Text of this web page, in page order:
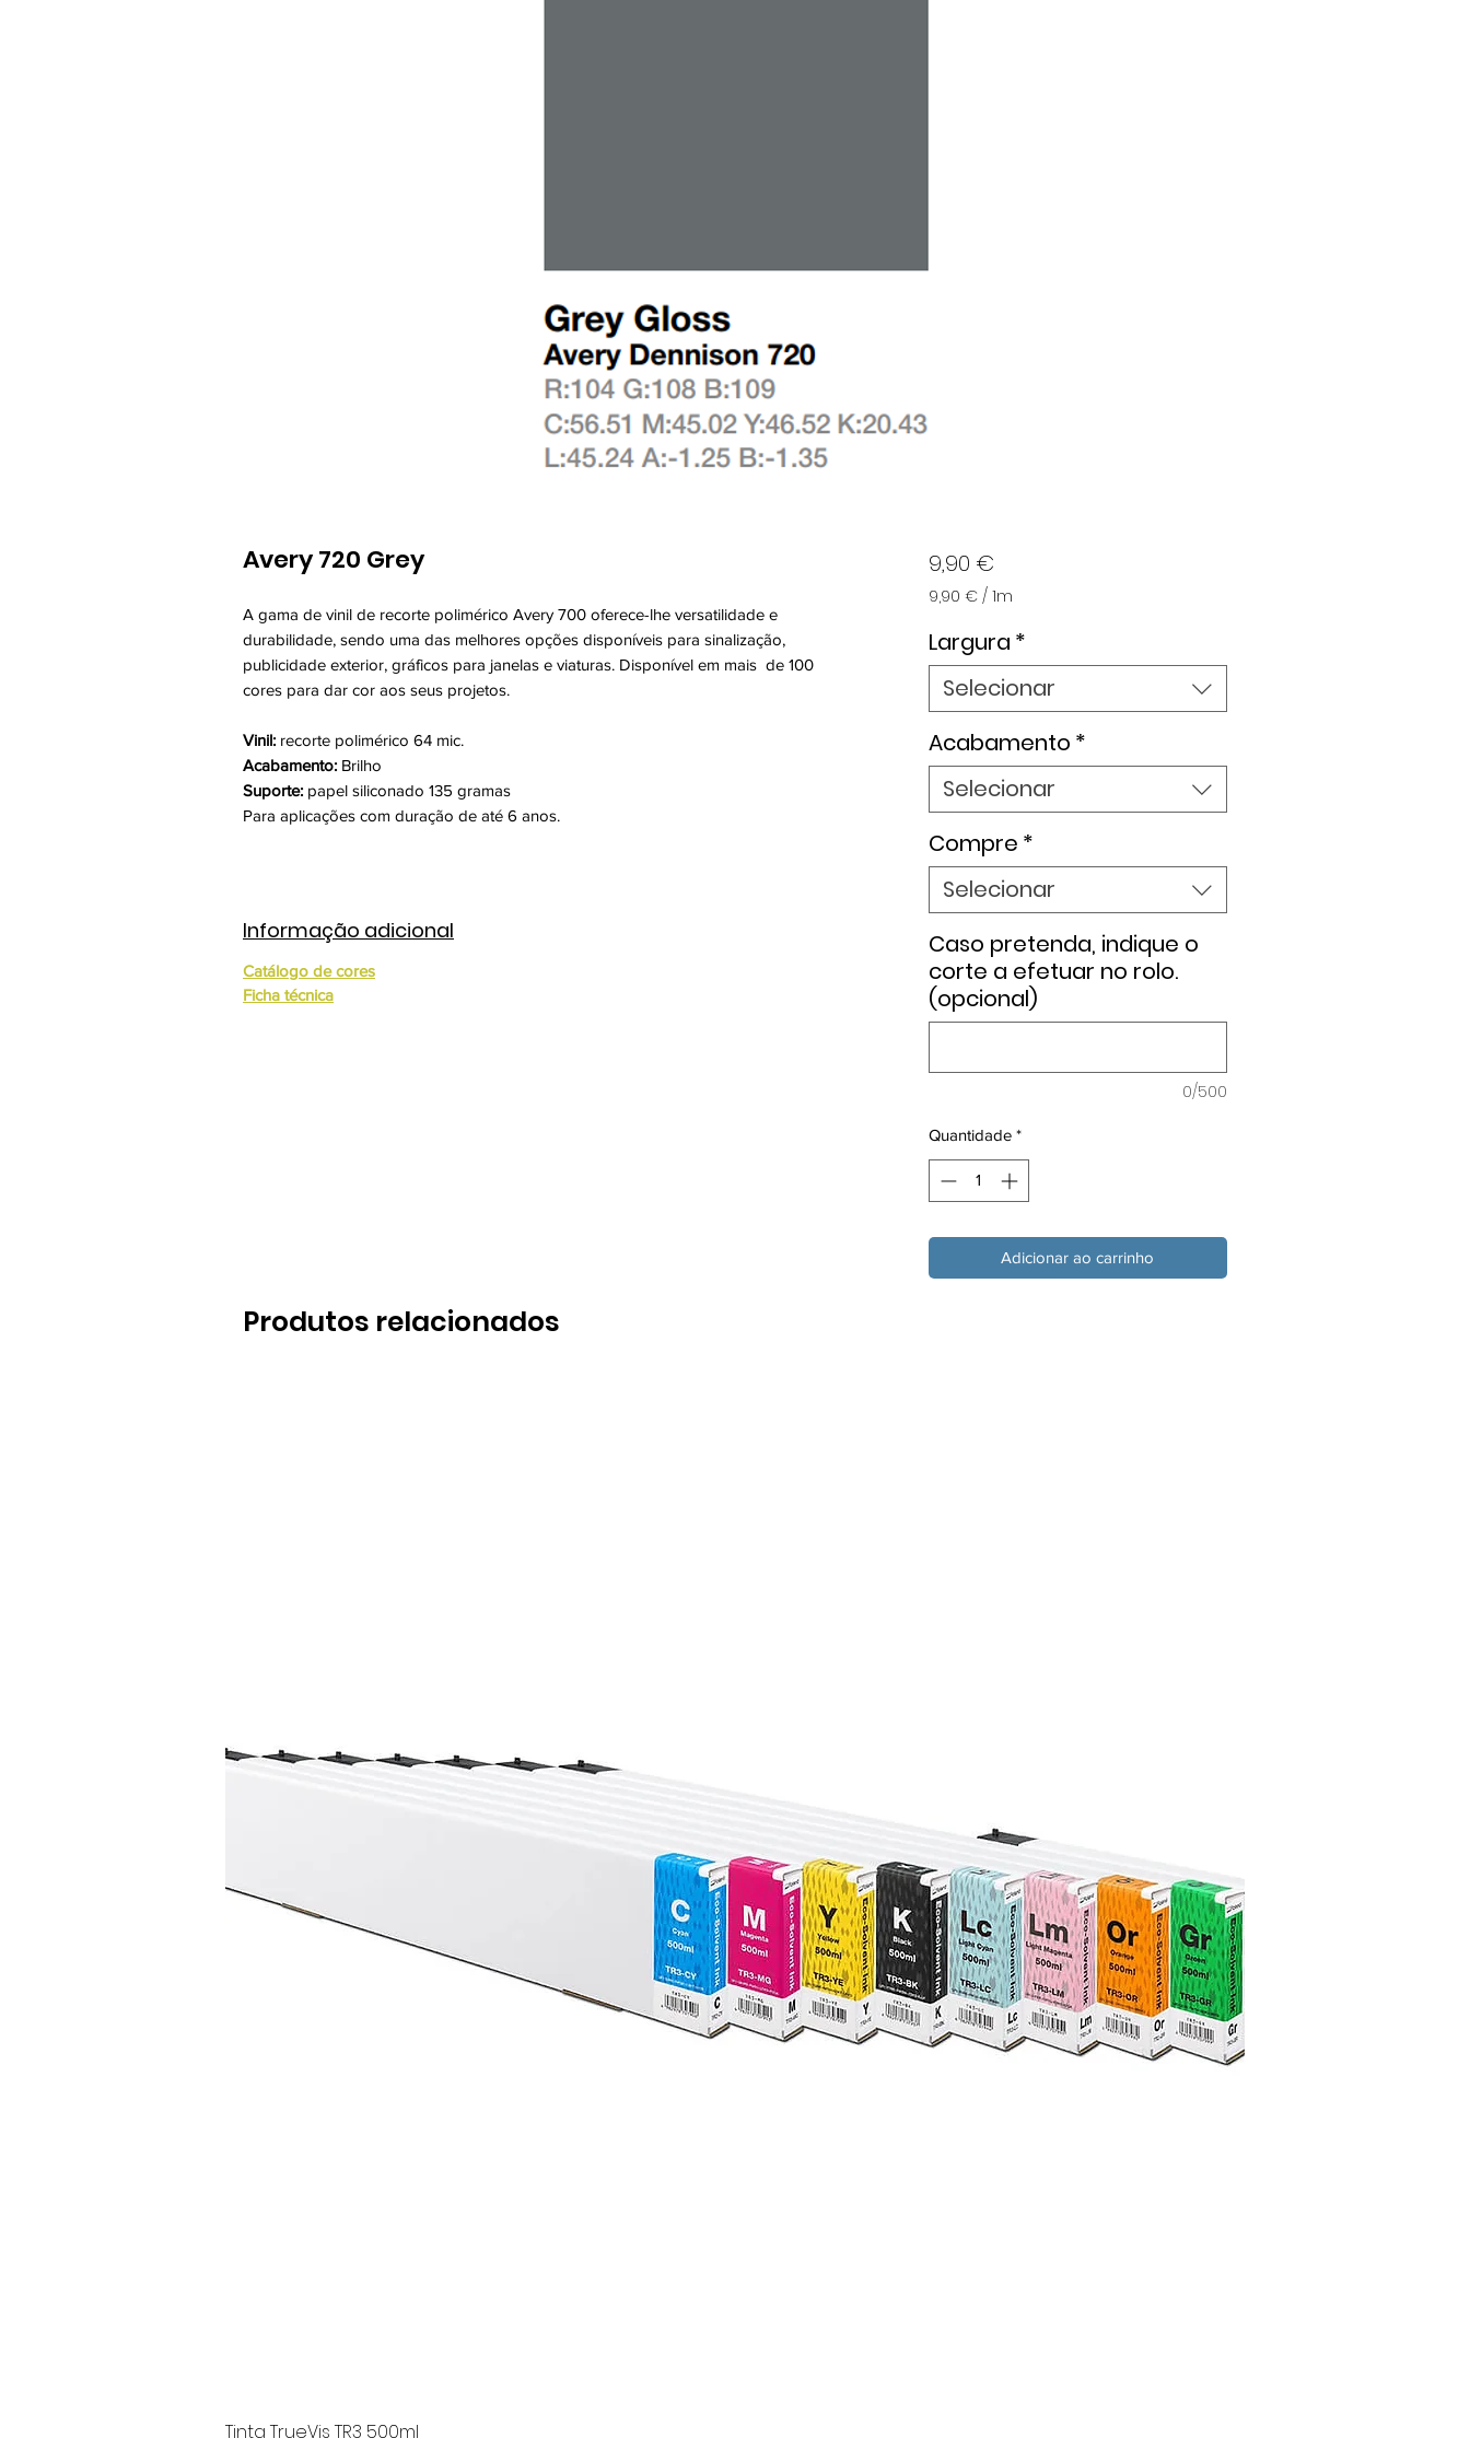
Avery 720 Grey
A gama de vinil de recorte polimérico Avery 700 oferece-lhe versatilidade e
durabilidade, sendo uma das melhores opções disponíveis para sinalização,
publicidade exterior, gráficos para janelas e viaturas. Disponível em mais de 100
cores para dar cor aos seus projetos.
Vinil: recorte polimérico 64 mic.
Acabamento: Brilho
Suporte: papel siliconado 135 gramas
Para aplicações com duração de até 6 anos.
Informação adicional
Catálogo de cores
Ficha técnica
9,90 €Preço
9,90 € / 1m
por
metro
Largura *
Selecionar
Acabamento *
Selecionar
Compre *
Selecionar
Caso pretenda, indique o
corte a efetuar no rolo.
(opcional)
0/500
Quantidade *
Adicionar ao carrinho
Produtos relacionados
Tinta TrueVis TR3 500ml